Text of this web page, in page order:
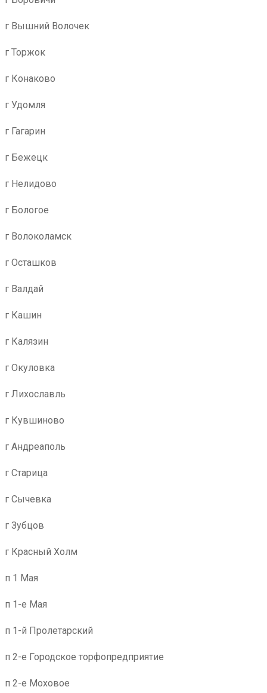
г Вышний Волочек
г Торжок
г Конаково
г Удомля
г Гагарин
г Бежецк
г Нелидово
г Бологое
г Волоколамск
г Осташков
г Валдай
г Кашин
г Калязин
г Окуловка
г Лихославль
г Кувшиново
г Андреаполь
г Старица
г Сычевка
г Зубцов
г Красный Холм
п 1 Мая
п 1-е Мая
п 1-й Пролетарский
п 2-е Городское торфопредприятие
п 2-е Моховое